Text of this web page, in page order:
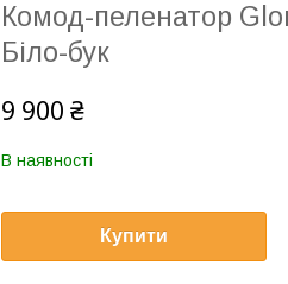
Комод-пеленатор
Біло-бук
9 900 ₴
В наявності
Купити